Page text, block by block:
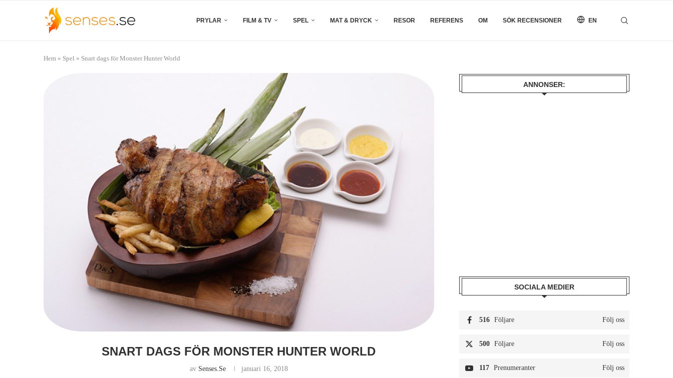
PRYLAR FILM & TV SPEL MAT & DRYCK RESOR REFERENS OM SÖK RECENSIONER EN
Hem » Spel » Snart dags för Monster Hunter World
SNART DAGS FÖR MONSTER HUNTER WORLD
av Senses.se januari 16, 2018
ANNONSER:
SOCIALA MEDIER
516 Följare Följ oss
500 Följare Följ oss
117 Prenumeranter Följ oss